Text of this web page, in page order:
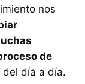
nos
de
del día a día.